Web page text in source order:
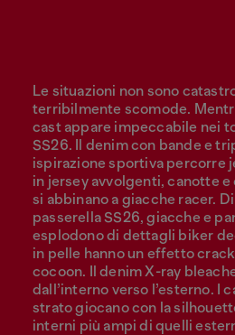
Le situazioni non sono
terribilmente scomode.
cast appare impeccabile nei
SS26. Il denim con bande e
ispirazione sportiva percorre
in jersey avvolgenti, canotte
si abbinano a giacche racer.
passerella SS26, giacche e
esplodono di dettagli biker
in pelle hanno un effetto
cocoon. Il denim X-ray
dall’interno verso l’esterno. I
strato giocano con la
interni più ampi di quelli